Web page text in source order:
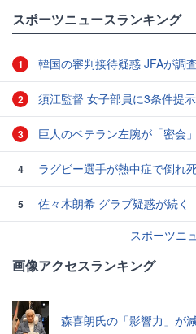
スポーツニュースランキング
1 韓国の審判接待疑惑 JFAが調
2 須江監督 女子部員に3条件提示
3 巨人のベテラン左腕が「密会
4 ラグビー選手が熱中症で倒れ
5
佐々木朗希 グラブ疑惑が続く
スポーツニ
画像アクセスランキング
森喜朗氏の「影響力」が